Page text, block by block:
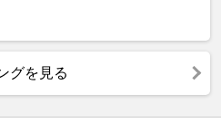
グを見る